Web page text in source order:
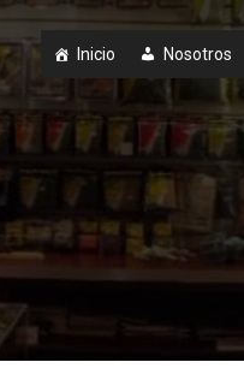
Inicio Nosotros